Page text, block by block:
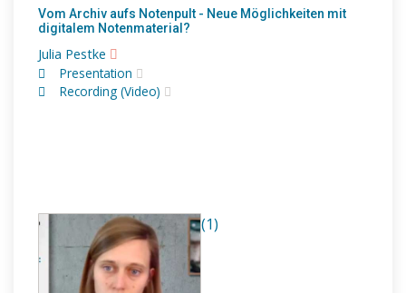
Vom Archiv aufs Notenpult - Neue Möglichkeiten mit
digitalem Notenmaterial?
Julia Pestke
Presentation
Recording (Video)
(1)